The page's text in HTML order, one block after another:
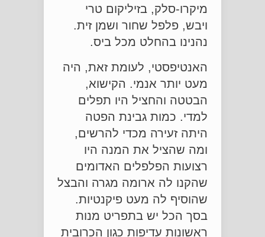
מיקרו-סלק, בזיליקום טרי
ויבש, פלפל שחור ושמן זית.
נהנינו בהחלט מכל ביס.
האנטיפסטי, לעומת זאת, היה
מעט יותר אנמי. הקישוא,
הבטטה והחציל היו תפלים
למדי. כמות גבינת הפטה
היתה זעירה מכדי להרשים,
ומה שהציל את המנה היו
רצועות הפלפלים האדומים
שהקנו לה ארומה מגרה והבצל
שהוסיף לה מעט פיקנטיות.
בסך הכל יש בתפריט מנות
ראשונות עדיפות כגון הכרובית